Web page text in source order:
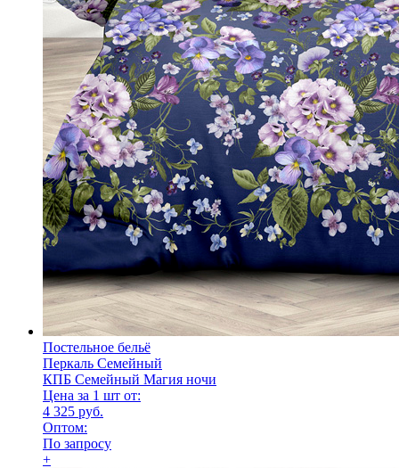
Постельное бельё
Перкаль Семейный
КПБ Семейный Магия ночи
Цена за 1 шт от:
4 325 руб.
Оптом:
По запросу
+